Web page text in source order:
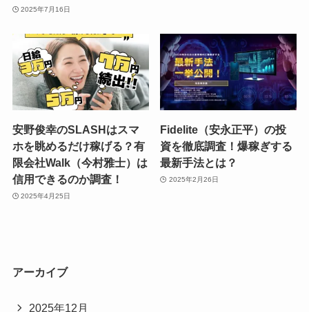
2025年7月16日
安野俊幸のSLASHはスマ
ホを眺めるだけ稼げる？有
限会社Walk（今村雅士）は
信用できるのか調査！
2025年4月25日
Fidelite（安永正平）の投
資を徹底調査！爆稼ぎする
最新手法とは？
2025年2月26日
アーカイブ
2025年12月